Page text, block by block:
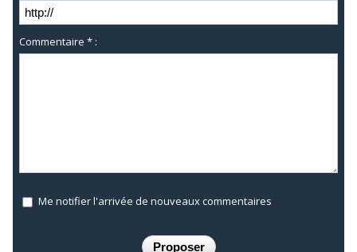
Commentaire * :
Me notifier l'arrivée de nouveaux commentaires